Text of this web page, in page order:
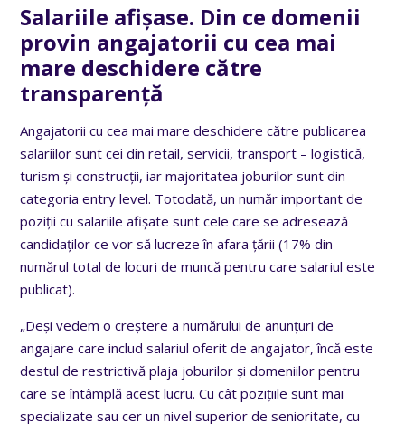
Salariile afișase. Din ce domenii
provin angajatorii cu cea mai
mare deschidere către
transparență
Angajatorii cu cea mai mare deschidere către publicarea
salariilor sunt cei din retail, servicii, transport – logistică,
turism și construcții, iar majoritatea joburilor sunt din
categoria entry level. Totodată, un număr important de
poziții cu salariile afișate sunt cele care se adresează
candidaților ce vor să lucreze în afara țării (17% din
numărul total de locuri de muncă pentru care salariul este
publicat).
„Deși vedem o creștere a numărului de anunțuri de
angajare care includ salariul oferit de angajator, încă este
destul de restrictivă plaja joburilor și domeniilor pentru
care se întâmplă acest lucru. Cu cât pozițiile sunt mai
specializate sau cer un nivel superior de senioritate, cu